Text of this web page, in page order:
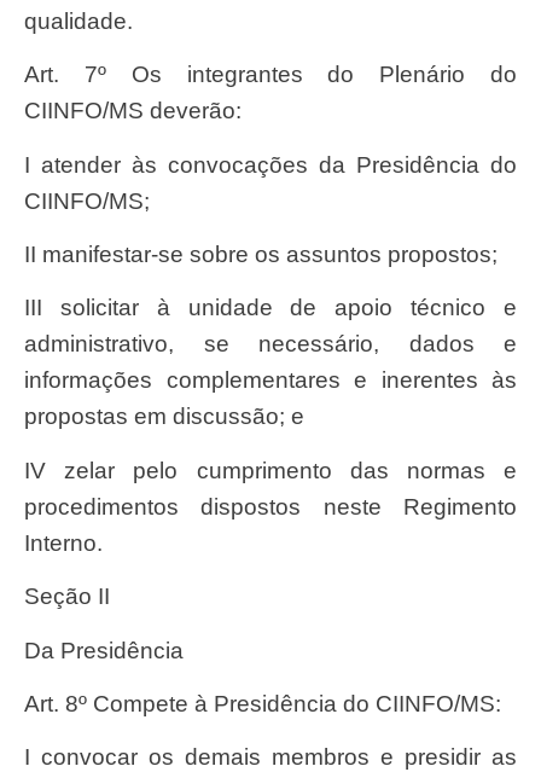
qualidade.
Art. 7º Os integrantes do Plenário do
CIINFO/MS deverão:
I atender às convocações da Presidência do
CIINFO/MS;
II manifestar-se sobre os assuntos propostos;
III solicitar à unidade de apoio técnico e
administrativo, se necessário, dados e
informações complementares e inerentes às
propostas em discussão; e
IV zelar pelo cumprimento das normas e
procedimentos dispostos neste Regimento
Interno.
Seção II
Da Presidência
Art. 8º Compete à Presidência do CIINFO/MS:
I convocar os demais membros e presidir as